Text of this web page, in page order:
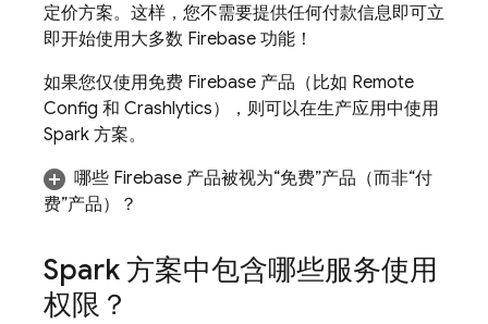
定价方案。这样，您不需要提供任何付款信息即可立
即开始使用大多数 Firebase 功能！
如果您仅使用免费 Firebase 产品（比如 Remote
Config 和 Crashlytics），则可以在生产应用中使用
Spark 方案。
哪些 Firebase 产品被视为“免费”产品（而非“付
费”产品）？
Spark 方案中包含哪些服务使用
权限？